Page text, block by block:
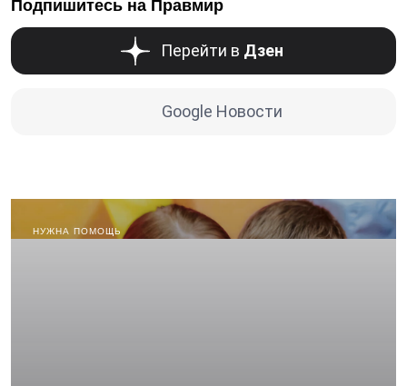
Подпишитесь на Правмир
Перейти в Дзен
Google Новости
НУЖНА ПОМОЩЬ